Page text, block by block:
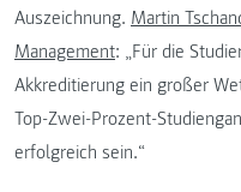
Auszeichnung. Martin
Management: „Für die
Akkreditierung ein großer
Top-Zwei-Prozent-
erfolgreich sein.“